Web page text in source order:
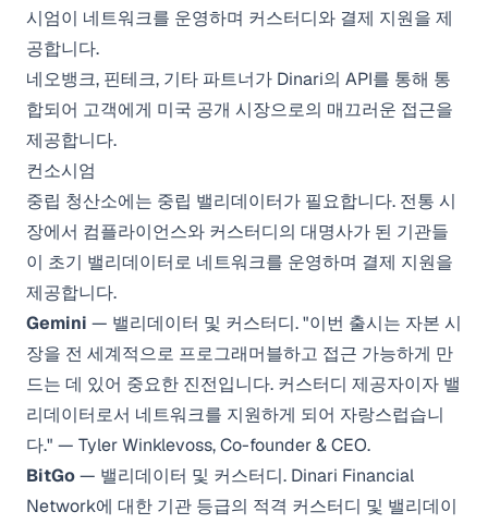
시엄이 네트워크를 운영하며 커스터디와 결제 지원을 제
공합니다.
네오뱅크, 핀테크, 기타 파트너가 Dinari의 API를 통해 통
합되어 고객에게 미국 공개 시장으로의 매끄러운 접근을
제공합니다.
컨소시엄
중립 청산소에는 중립 밸리데이터가 필요합니다. 전통 시
장에서 컴플라이언스와 커스터디의 대명사가 된 기관들
이 초기 밸리데이터로 네트워크를 운영하며 결제 지원을
제공합니다.
Gemini — 밸리데이터 및 커스터디. "이번 출시는 자본 시
장을 전 세계적으로 프로그래머블하고 접근 가능하게 만
드는 데 있어 중요한 진전입니다. 커스터디 제공자이자 밸
리데이터로서 네트워크를 지원하게 되어 자랑스럽습니
다." — Tyler Winklevoss, Co-founder & CEO.
BitGo— 밸리데이터 및 커스터디. Dinari Financial
Network에 대한 기관 등급의 적격 커스터디 및 밸리데이